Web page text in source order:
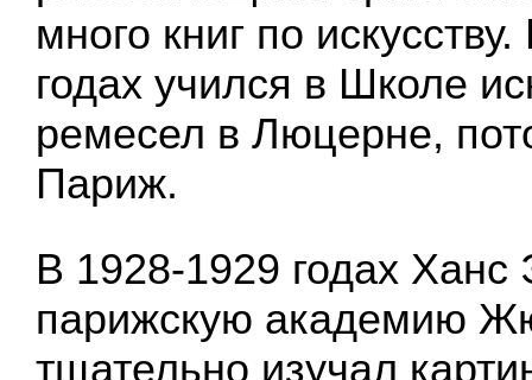
много книг по
годах учился в Школе
ремесел в Люцерне,
Париж.
В 1928-1929 годах
парижскую академию
тщательно изучал